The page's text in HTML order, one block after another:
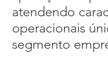
atendendo
operacionais
segmento